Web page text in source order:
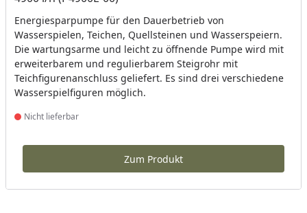
Energiesparpumpe für den Dauerbetrieb von
Wasserspielen, Teichen, Quellsteinen und Wasserspeiern.
Die wartungsarme und leicht zu öffnende Pumpe wird mit
erweiterbarem und regulierbarem Steigrohr mit
Teichfigurenanschluss geliefert. Es sind drei verschiedene
Produkt nicht lieferbar
Nicht lieferbar
Zum Produkt